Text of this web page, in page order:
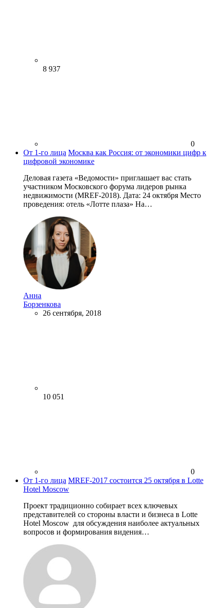
8 937
0
От 1-го лица Москва как Россия: от экономики цифр к
цифровой экономике
Деловая газета «Ведомости» приглашает вас стать
участником Московского форума лидеров рынка
недвижимости (MREF-2018). Дата: 24 октября Место
проведения: отель «Лотте плаза» На…
Анна
Борзенкова
26 сентября, 2018
10 051
0
От 1-го лица MREF-2017 состоится 25 октября в Lotte
Hotel Moscow
Проект традиционно собирает всех ключевых
представителей со стороны власти и бизнеса в Lotte
Hotel Moscow для обсуждения наиболее актуальных
вопросов и формирования видения…